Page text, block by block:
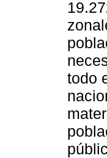
todo